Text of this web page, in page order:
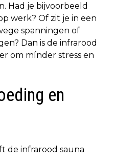
Had je bijvoorbeeld
werk? Of zit je in een
spanningen of
Dan is de infrarood
om mínder stress en
en
de infrarood sauna